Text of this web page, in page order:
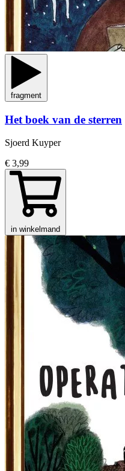
fragment
Het boek van de sterren
Sjoerd Kuyper
€ 3,99
in winkelmand